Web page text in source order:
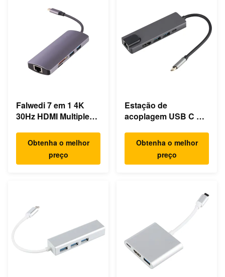
Falwedi 7 em 1 4K
30Hz HDMI Multiple
Obtenha o melhor
preço
Estação de
acoplagem USB C de
ultra rápido Gigabit
Ethernet
Obtenha o melhor
preço